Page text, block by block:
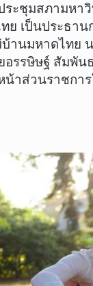
ระชุมสภามห
ย เป็นประธา
นมหาดไทย น
ยอรรษิษฐ์ สั
าส่วนราชกา